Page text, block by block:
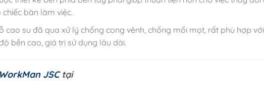
bàn làm việc.
cao su đã qua xử lý chống cong vênh, chống mối mọt, rất phù hợp
bền cao, giá trị sử dụng lâu dài.
WorkMan JSCtại